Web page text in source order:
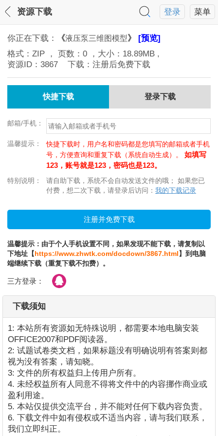
菜单
登录
资源下载
你正在下载： 《液压泵三维图模型》 [预览]
格式： ZIP ， 页数： 0 ，大小： 18.89MB ,
资源ID： 3867 下载：注册后免费下载
快捷下载 登录下载
邮箱/手机：
温馨提示：
快捷下载时，用户名和密码都是您填写的邮箱或者手机
号，方便查询和重复下载（系统自动生成）。 如填写
123，账号就是123，密码也是123。
特别说明：
请自助下载，系统不会自动发送文件的哦； 如果您已
付费，想二次下载，请登录后访问： 我的下载记录
温馨提示：由于个人手机设置不同，如果发现不能下载，请复制以
下地址【https://www.zhwtk.com/docdown/3867.html】到电脑
端继续下载（重复下载不扣费）。
三方登录：
下载须知
1: 本站所有资源如无特殊说明，都需要本地电脑安装
OFFICE2007和PDF阅读器。
2: 试题试卷类文档，如果标题没有明确说明有答案则都
视为没有答案，请知晓。
3: 文件的所有权益归上传用户所有。
4. 未经权益所有人同意不得将文件中的内容挪作商业或
盈利用途。
5. 本站仅提供交流平台，并不能对任何下载内容负责。
6. 下载文件中如有侵权或不适当内容，请与我们联系，
我们立即纠正。